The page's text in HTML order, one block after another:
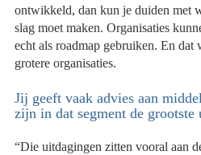
ontwikkeld, dan kun je duiden met
slag moet maken. Organisaties
echt als roadmap gebruiken. En
grotere organisaties.
Jij geeft vaak advies aan
zijn in dat segment de grootste
“Die uitdagingen zitten vooral aan